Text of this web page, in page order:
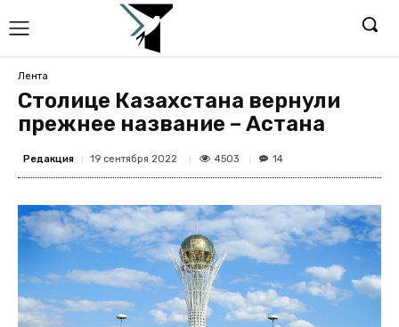
Лента
Столице Казахстана вернули
прежнее название – Астана
Редакция 19 сентября 2022 4503 14